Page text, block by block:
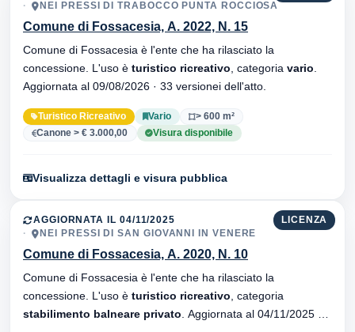
NEI PRESSI DI TRABOCCO PUNTA ROCCIOSA
Comune di Fossacesia, A. 2022, N. 15
Comune di Fossacesia è l'ente che ha rilasciato la
concessione. L'uso è turistico ricreativo , categoria vario
Aggiornata al 09/08/2026 · 33 versionei dell'atto.
Turistico Ricreativo Vario
> 600 m²
Canone > € 3.000,00
Visura disponibile
Visualizza dettagli e visura pubblica
LICENZA
AGGIORNATA IL 04/11/2025
NEI PRESSI DI SAN GIOVANNI IN VENERE
Comune di Fossacesia, A. 2020, N. 10
Comune di Fossacesia è l'ente che ha rilasciato la
concessione. L'uso è turistico ricreativo , categoria
stabilimento balneare privato